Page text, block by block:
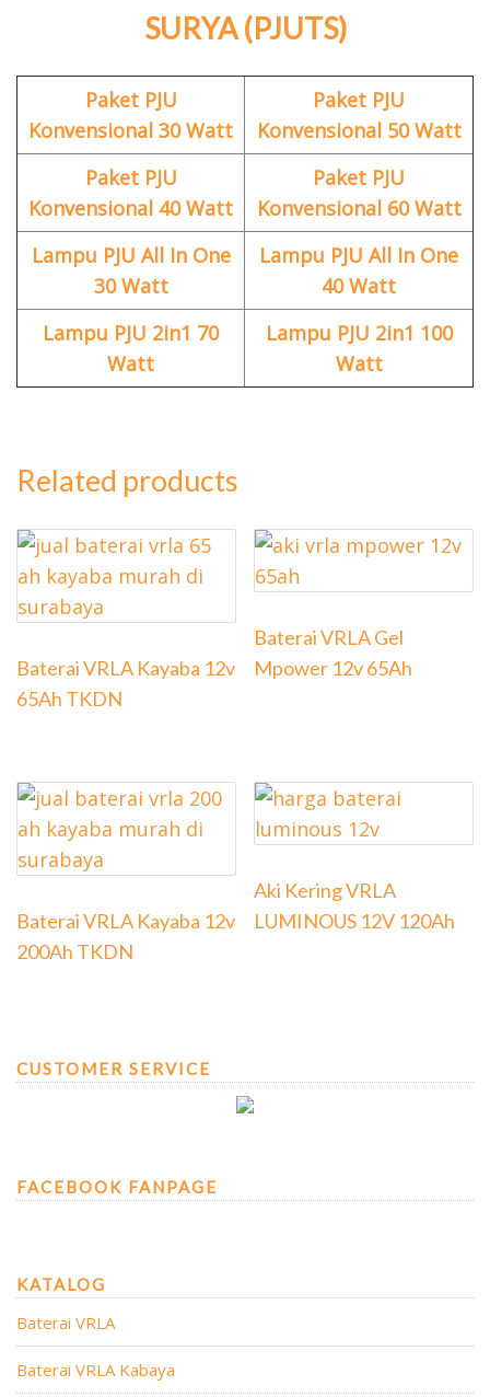
SURYA (PJUTS)
Paket PJU
Konvensional 30 Watt
Paket PJU
Konvensional 50 Watt
Paket PJU
Konvensional 40 Watt
Paket PJU
Konvensional 60 Watt
Lampu PJU All In One
30 Watt
Lampu PJU All In One
40 Watt
Lampu PJU 2in1 70
Watt
Lampu PJU 2in1 100
Watt
Related products
Baterai VRLA Kayaba 12v
65Ah TKDN
Baterai VRLA Gel
Mpower 12v 65Ah
Baterai VRLA Kayaba 12v
200Ah TKDN
Aki Kering VRLA
LUMINOUS 12V 120Ah
CUSTOMER SERVICE
FACEBOOK FANPAGE
KATALOG
Baterai VRLA
Baterai VRLA Kabaya